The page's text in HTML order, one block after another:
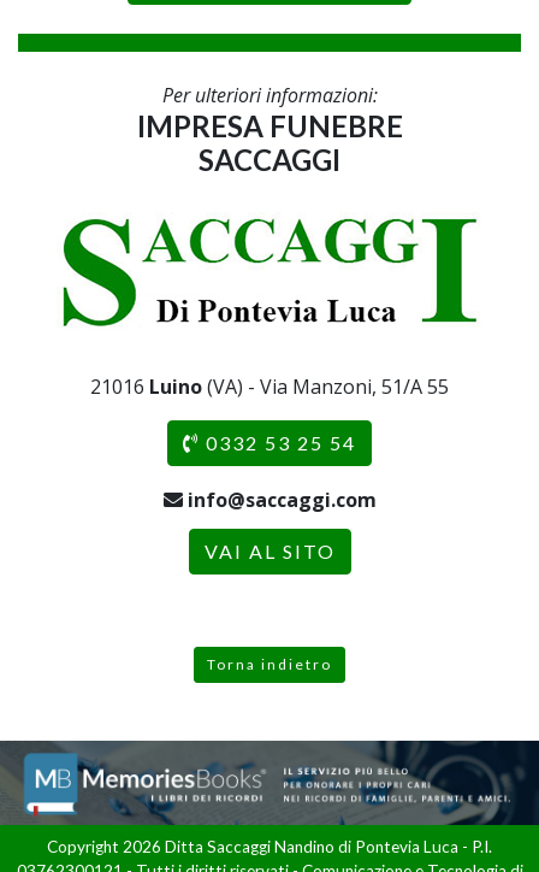
Per ulteriori informazioni:
IMPRESA FUNEBRE
SACCAGGI
21016 Luino(VA) - Via Manzoni, 51/A 55
0332 53 25 54
info@saccaggi.com
VAI AL SITO
Torna indietro
Copyright 2026 Ditta Saccaggi Nandino di Pontevia Luca - P.I.